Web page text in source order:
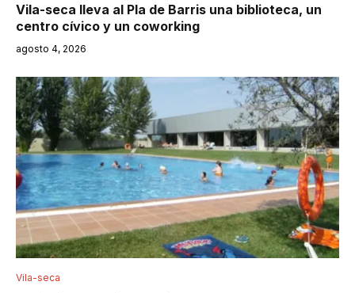
Vila-seca lleva al Pla de Barris una biblioteca, un
centro cívico y un coworking
agosto 4, 2026
Vila-seca